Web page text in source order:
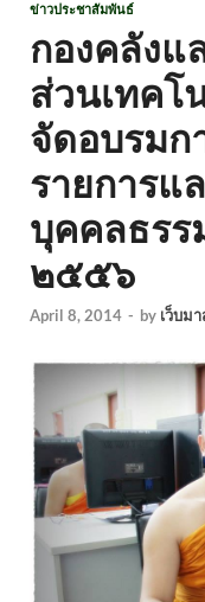
ข่าวประชาสัมพันธ์
กองคลังแ
ส่วนเทคโ
จัดอบรมก
รายการแ
บุคคลธรร
๒๕๕๖
April 8, 2014 - by เว็บม